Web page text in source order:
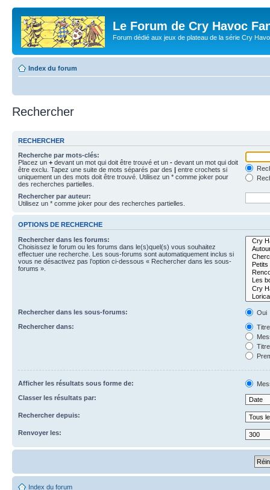
Le Forum de Cry Havoc
Forum dédié aux jeux de plateau de la série Cry
Index du forum
Rechercher
RECHERCHER
Recherche par mots-clés:
Placez un + devant un mot qui doit être trouvé et un - devant un mot qui doit
être exclu. Tapez une suite de mots séparés par des | entre crochets si
uniquement un des mots doit être trouvé. Utilisez un * comme joker pour
des recherches partielles.
Rechercher par auteur:
Utilisez un * comme joker pour des recherches partielles.
OPTIONS DE RECHERCHE
Rechercher dans les forums:
Choisissez le forum ou les forums dans le(s)quel(s) vous souhaitez
effectuer une recherche. Les sous-forums sont automatiquement inclus si
vous ne désactivez pas l’option ci-dessous « Rechercher dans les sous-
forums ».
Rechercher dans les sous-forums:
Oui
Rechercher dans:
Afficher les résultats sous forme de:
Classer les résultats par:
Rechercher depuis:
Renvoyer les:
Index du forum